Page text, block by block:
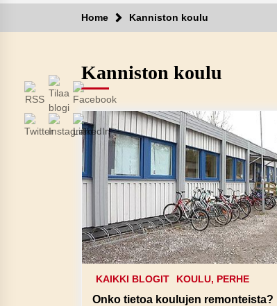
Home Kanniston koulu
Kanniston koulu
KAIKKI BLOGIT KOULU, PERHE
Onko tietoa koulujen remonteista?